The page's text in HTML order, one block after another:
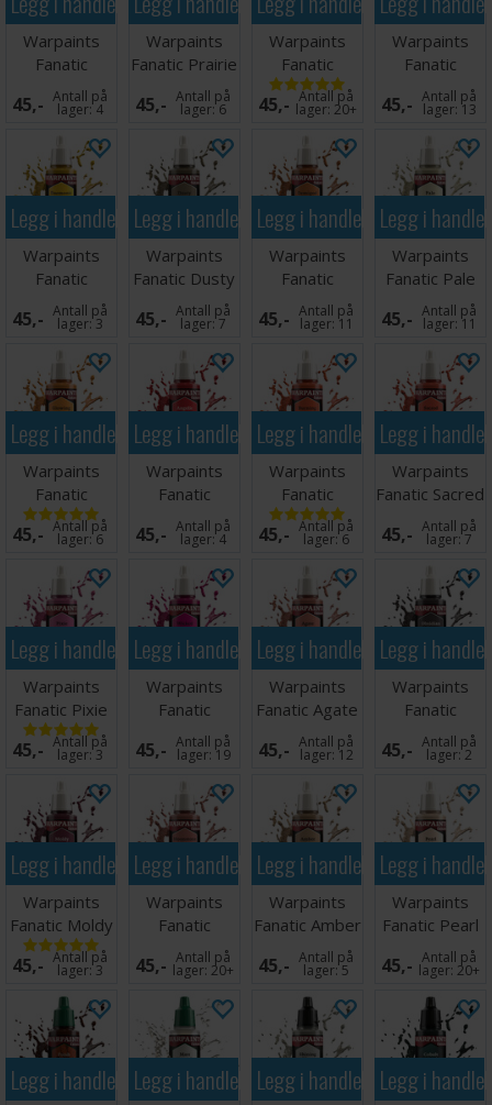
Warpaints
Fanatic
Brigandine
Brown
45,- Antall på
lager:4
Warpaints
Fanatic Prairie
Ochre
45,- Antall på
lager:6
Warpaints
Fanatic
Leather
Brown
45,- Antall på
lager:20+
Warpaints
Fanatic
Bootstrap
Brown
45,- Antall på
lager: 13
Legg i handlekurven
Warpaints
Fanatic
Daemonic
Yellow
45,- Antall på
lager:3
Legg i handlekurven
Warpaints
Fanatic Dusty
Skull
45,- Antall på
lager:7
Legg i handlekurven
Warpaints
Fanatic
Demigod
Flames
45,- Antall på
lager: 11
Legg i
Warpaints
Fanatic Pale
Sand
45,- Antall på
lager: 11
Legg i handlekurven
Warpaints
Fanatic
Glowing
Inferno
45,- Antall på
lager:6
Legg i handlekurven
Warpaints
Fanatic
Angelic Red
45,- Antall på
lager:4
Legg i handlekurven
Warpaints
Fanatic
Burning Ore
45,- Antall på
lager:6
Legg i
Warpaints
Fanatic Sacred
Scarlet
45,- Antall på
lager:7
Legg i handlekurven
Warpaints
Fanatic Pixie
Pink
45,- Antall på
lager:3
Legg i handlekurven
Warpaints
Fanatic
Wicked Pink
45,- Antall på
lager: 19
Legg i handlekurven
Warpaints
Fanatic Agate
Skin
45,- Antall på
lager: 12
Legg i
Warpaints
Fanatic
Obsidian Skin
45,- Antall på
lager:2
Legg i handlekurven
Warpaints
Fanatic Moldy
Wine
45,- Antall på
lager:3
Legg i handlekurven
Warpaints
Fanatic
Moonstone
Skin
45,- Antall på
lager:20+
Legg i handlekurven
Warpaints
Fanatic Amber
Skin
45,- Antall på
lager:5
Legg i
Warpaints
Fanatic Pearl
Skin
45,- Antall på
lager:20+
Legg i handlekurvenLegg i handlekurvenLegg i handlekurven
Legg i